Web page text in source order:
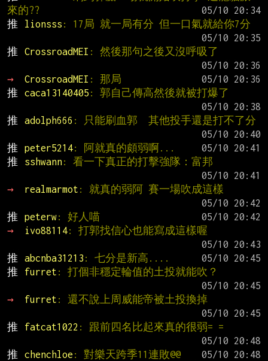
來的??
推
lionsss : 17局 就一局有分 但一口氣就給你7分
推
CrossroadMEI : 然後那句之後又沒呼吸了
→
CrossroadMEI : 那局
推
caca13140405 : 郭自己傳高然後就被打爆了
推
adolph666 : 只能刷血郭  其他投手還是打不了分
推
peter5214: 阿就真的頗弱啊...
推
sshwann: 看一下真正的打擊強隊：富邦
→
realmarmot : 就真的弱阿 賽一場吹成這樣
推
peterw: 好人喵
→
ivo88114: 打郭找信心也能寫成這樣喔
推
abcnba31213 : 七分是新高....
推
furret : 打個非穩定輪值的土投就能吹？
→
furret : 還不說上周威能帝被土投換掉
推
fatcat1022 : 跟前四名比起來真的很弱= =
推
chenchloe : 對樂天跨季11連敗@@